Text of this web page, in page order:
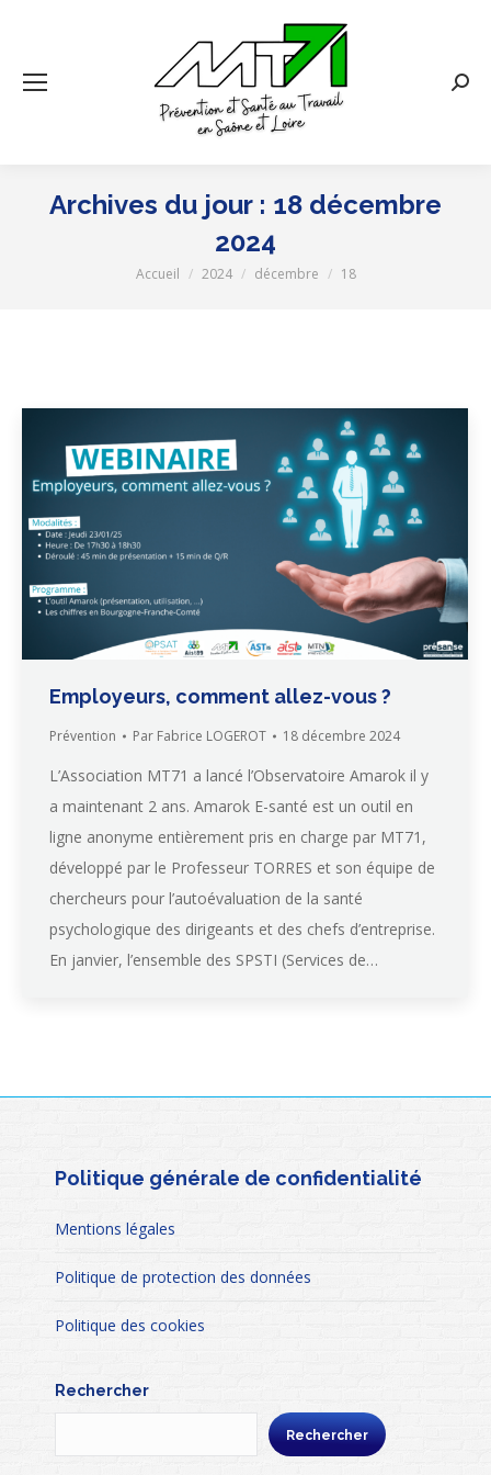
Archives du jour : 18 décembre
2024
Vous êtes ici :
Accueil 2024 décembre 18
Employeurs, comment allez-vous ?
Prévention Par Fabrice LOGEROT 18 décembre 2024
L’Association MT71 a lancé l’Observatoire Amarok il y
a maintenant 2 ans. Amarok E-santé est un outil en
ligne anonyme entièrement pris en charge par MT71,
développé par le Professeur TORRES et son équipe de
chercheurs pour l’autoévaluation de la santé
psychologique des dirigeants et des chefs d’entreprise.
En janvier, l’ensemble des SPSTI (Services de…
Politique générale de confidentialité
Mentions légales
Politique de protection des données
Politique des cookies
Rechercher
Rechercher